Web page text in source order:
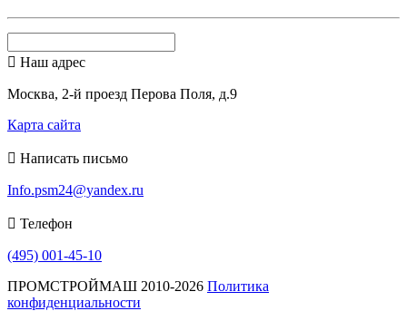
Наш адрес
Москва, 2-й проезд Перова Поля, д.9
Карта сайта
Написать письмо
Info.psm24@yandex.ru
Телефон
(495) 001-45-10
ПРОМСТРОЙМАШ 2010-2026 Политика
конфиденциальности